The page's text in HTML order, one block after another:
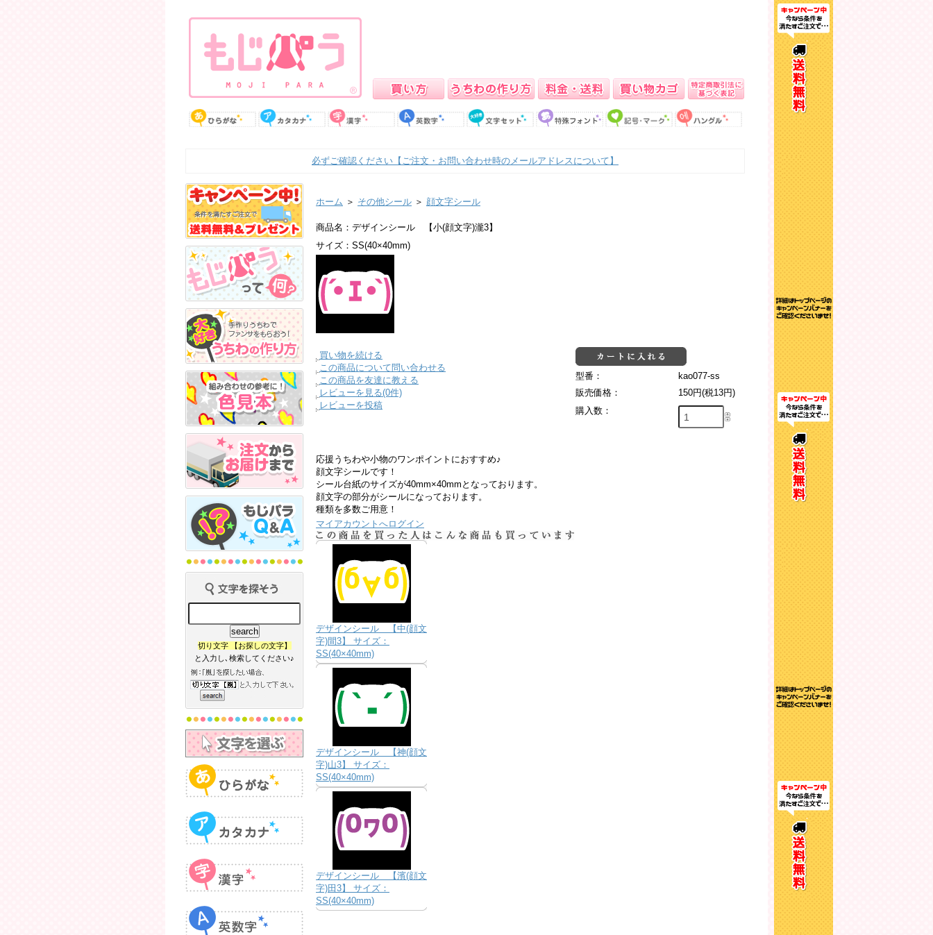
必ずご確認ください【ご注文・お問い合わせ時のメールアドレスについて】
切り文字 【お探しの文字】
と入力し､検索してください♪
ホーム ＞ その他シール ＞ 顔文字シール
商品名：デザインシール 【小(顔文字)瀧3】
サイズ：SS(40×40mm)
型番：
kao077-ss
販売価格：
150円(税13円)
購入数：
買い物を続ける
この商品について問い合わせる
この商品を友達に教える
レビューを見る(0件)
レビューを投稿
応援うちわや小物のワンポイントにおすすめ♪
顔文字シールです！
シール台紙のサイズが40mm×40mmとなっております。
顔文字の部分がシールになっております。
種類を多数ご用意！
マイアカウントへログイン
デザインシール 【中(顔文
字)間3】 サイズ：
SS(40×40mm)
デザインシール 【神(顔文
字)山3】 サイズ：
SS(40×40mm)
デザインシール 【濱(顔文
字)田3】 サイズ：
SS(40×40mm)